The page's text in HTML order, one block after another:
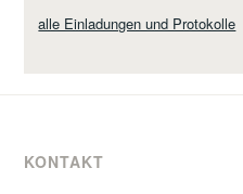
alle Einladungen und Protokolle
KONTAKT